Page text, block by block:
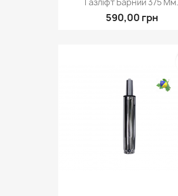
590,00 грн